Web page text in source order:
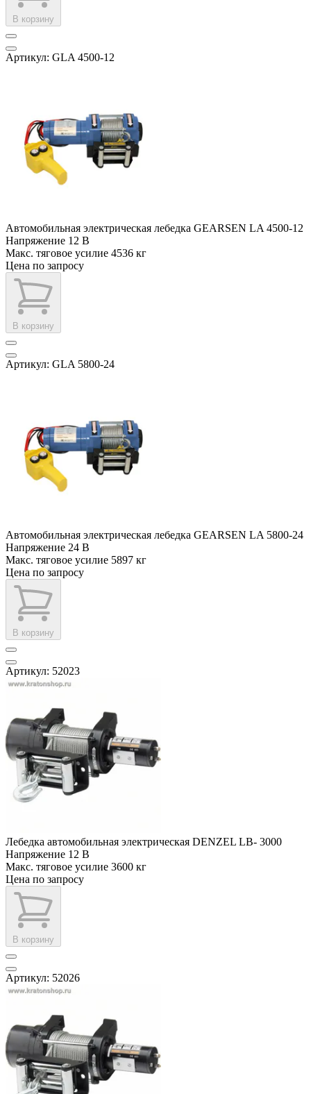
В корзину
Артикул: GLA 4500-12
Автомобильная электрическая лебедка GEARSEN LA 4500-12
Напряжение 12 В
Макс. тяговое усилие 4536 кг
Цена по запросу
В корзину
Артикул: GLA 5800-24
Автомобильная электрическая лебедка GEARSEN LA 5800-24
Напряжение 24 В
Макс. тяговое усилие 5897 кг
Цена по запросу
В корзину
Артикул: 52023
Лебедка автомобильная электрическая DENZEL LB- 3000
Напряжение 12 В
Макс. тяговое усилие 3600 кг
Цена по запросу
В корзину
Артикул: 52026